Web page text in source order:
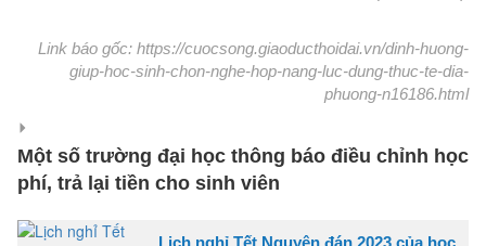
Link báo gốc: https://cuocsong.giaoducthoidai.vn/dinh-huong-
giup-hoc-sinh-chon-nghe-hop-nang-luc-dung-thuc-te-dia-
phuong-n16186.html
Một số trường đại học thông báo điều chỉnh học
phí, trả lại tiền cho sinh viên
Lịch nghỉ Tết Nguyên đán 2023 của học